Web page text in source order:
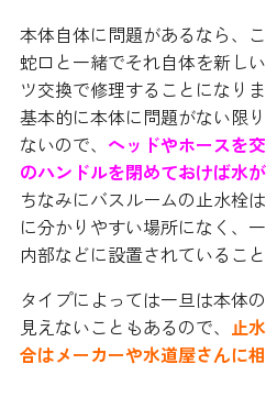
本体自体に問題があるなら、
蛇口と一緒でそれ自体を新し
ツ交換で修理することになりま
基本的に本体に問題がない限
ないので、 ヘッドやホースを
のハンドルを閉めておけば水
ちなみにバスルームの止水栓
に分かりやすい場所になく、
内部などに設置されていること
タイプによっては一旦は本体
見えないこともあるので、
止
合はメーカーや水道屋さんに